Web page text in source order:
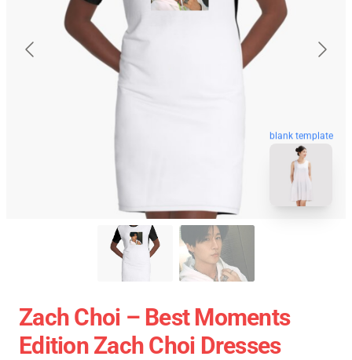
blank template
Zach Choi – Best Moments
Edition Zach Choi Dresses